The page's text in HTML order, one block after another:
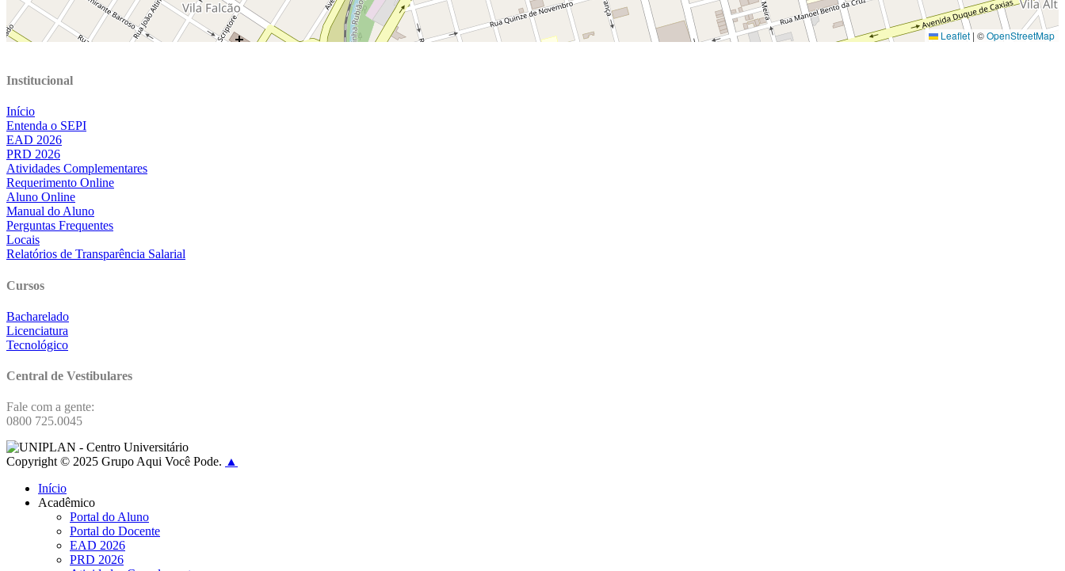
Institucional
Início
Entenda o SEPI
EAD 2026
PRD 2026
Atividades Complementares
Requerimento Online
Aluno Online
Manual do Aluno
Perguntas Frequentes
Locais
Relatórios de Transparência Salarial
Cursos
Bacharelado
Licenciatura
Tecnológico
Central de Vestibulares
Fale com a gente:
0800 725.0045
Copyright © 2025 Grupo Aqui Você Pode. ▲
Início
Acadêmico
Portal do Aluno
Portal do Docente
EAD 2026
PRD 2026